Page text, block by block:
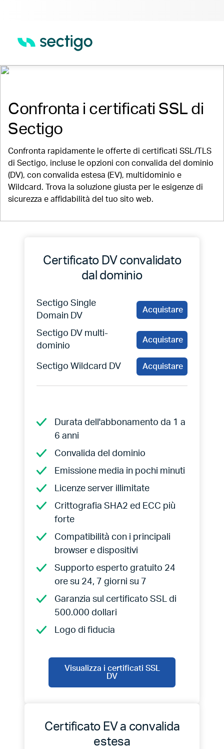
Confronta i certificati SSL di
Sectigo
Confronta rapidamente le offerte di certificati SSL/TLS
di Sectigo, incluse le opzioni con convalida del dominio
(DV), con convalida estesa (EV), multidominio e
Wildcard. Trova la soluzione giusta per le esigenze di
sicurezza e affidabilità del tuo sito web.
Certificato DV convalidato
dal dominio
Sectigo Single
Domain DV
Acquistare
Sectigo DV multi-
dominio
Acquistare
Sectigo Wildcard DV Acquistare
Durata dell'abbonamento da 1 a
6 anni
Convalida del dominio
Emissione media in pochi minuti
Licenze server illimitate
Crittografia SHA2 ed ECC più
forte
Compatibilità con i principali
browser e dispositivi
Supporto esperto gratuito 24
ore su 24, 7 giorni su 7
Garanzia sul certificato SSL di
500.000 dollari
Logo di fiducia
Visualizza i certificati SSL
DV
Certificato EV a convalida
estesa